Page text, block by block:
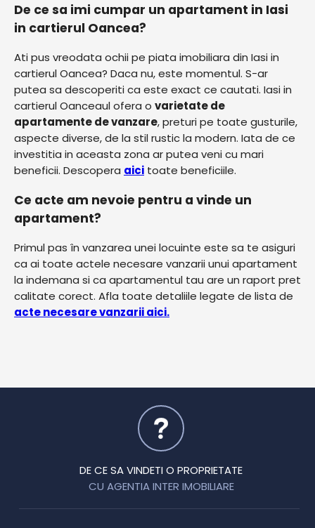
De ce sa imi cumpar un apartament in Iasi
in cartierul Oancea?
Ati pus vreodata ochii pe piata imobiliara din Iasi in
cartierul Oancea? Daca nu, este momentul. S-ar
putea sa descoperiti ca este exact ce cautati. Iasi in
cartierul Oanceaul ofera o varietate de
apartamente de vanzare, preturi pe toate gusturile,
aspecte diverse, de la stil rustic la modern. Iata de ce
investitia in aceasta zona ar putea veni cu mari
beneficii. Descopera aici toate beneficiile.
Ce acte am nevoie pentru a vinde un
apartament?
Primul pas în vanzarea unei locuinte este sa te asiguri
ca ai toate actele necesare vanzarii unui apartament
la indemana si ca apartamentul tau are un raport pret
calitate corect. Afla toate detaliile legate de lista de
acte necesare vanzarii aici.
DE CE SA VINDETI O PROPRIETATE
CU AGENTIA INTER IMOBILIARE